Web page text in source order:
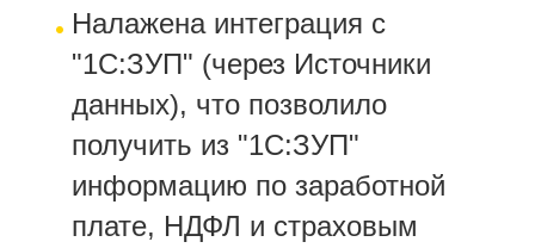
Налажена интеграция с
"1С:ЗУП" (через Источники
данных), что позволило
получить из "1С:ЗУП"
информацию по заработной
плате, НДФЛ и страховым